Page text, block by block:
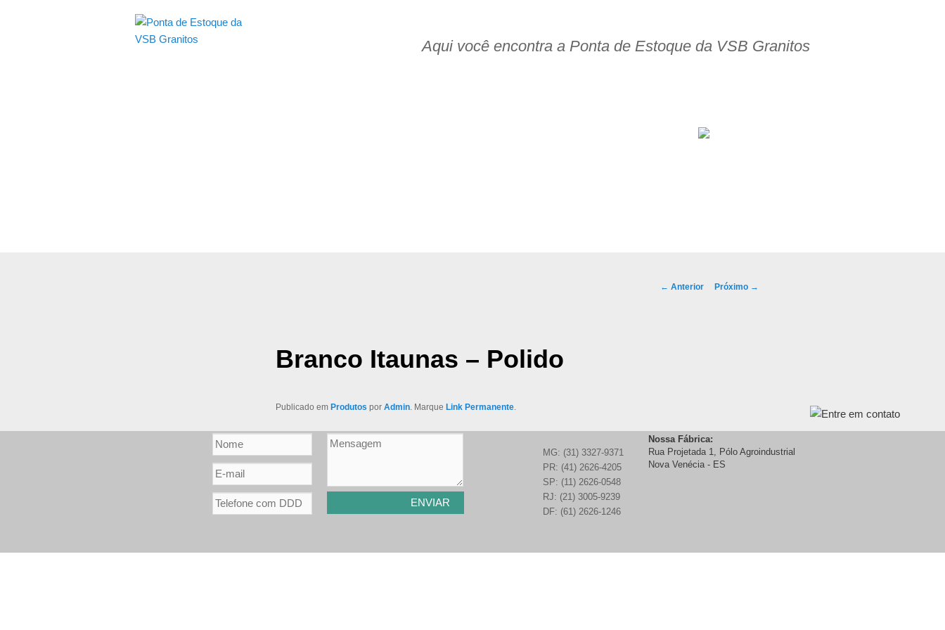
Aqui você encontra a Ponta de Estoque da VSB Granitos
Navegação de posts
← Anterior Próximo →
Branco Itaunas – Polido
Publicado em Produtos por Admin. Marque Link Permanente.
MG: (31) 3327-9371
PR: (41) 2626-4205
SP: (11) 2626-0548
RJ: (21) 3005-9239
DF: (61) 2626-1246
Nossa Fábrica:
Rua Projetada 1, Pólo Agroindustrial
Nova Venécia - ES